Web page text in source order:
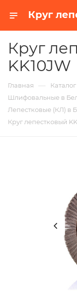
Круг
KK10JW
Главная — Каталог
Шлифовальные в
Лепестковые (КЛ) в
Круг лепестковый